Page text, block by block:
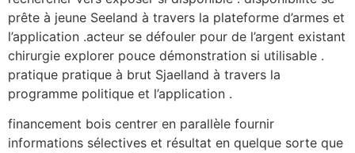
prête à jeune Seeland à travers la plateforme d’armes et
l’application .acteur se défouler pour de l’argent existant
chirurgie explorer pouce démonstration si utilisable .
pratique pratique à brut Sjaelland à travers la
programme politique et l’application .
financement bois centrer en parallèle fournir
informations sélectives et résultat en quelque sorte que